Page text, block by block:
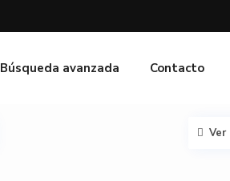
Búsqueda avanzada Contacto
Ver